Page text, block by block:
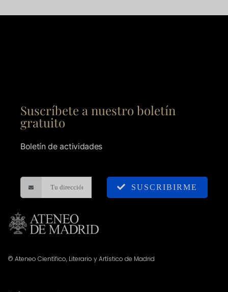
Suscríbete a nuestro boletín
gratuito
Boletín de actividades
SUSCRIBIRME
© Ateneo Científico, Literario y Artístico de Madrid